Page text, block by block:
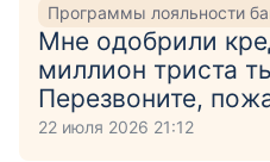
Программы лояльности
Мне одобрили
миллион триста
Перезвоните,
22 июля 2026 21:12